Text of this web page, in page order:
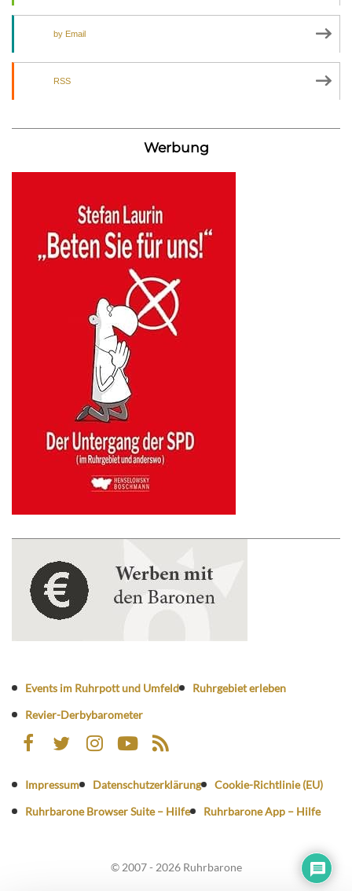
by Email
RSS
Werbung
Events im Ruhrpott und Umfeld
Ruhrgebiet erleben
Revier-Derbybarometer
Impressum Datenschutzerklärung
Cookie-Richtlinie (EU)
Ruhrbarone Browser Suite – Hilfe
Ruhrbarone App – Hilfe
© 2007 - 2026 Ruhrbarone